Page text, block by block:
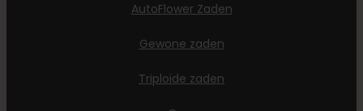
AutoFlower Zaden
Gewone zaden
Triploïde zaden